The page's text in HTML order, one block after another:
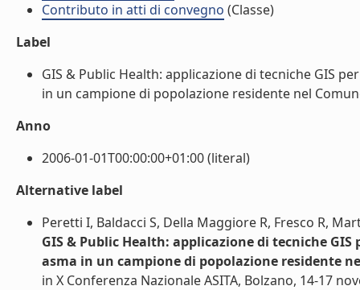
Contributo in atti di convegno (Classe)
Label
GIS & Public Health: applicazione di tecniche GIS
in un campione di popolazione residente nel
Anno
2006-01-01T00:00:00+01:00 (literal)
Alternative label
Peretti I, Baldacci S, Della Maggiore R, Fresco R,
GIS & Public Health: applicazione di tecniche
asma in un campione di popolazione residente
in X Conferenza Nazionale ASITA, Bolzano, 14-17